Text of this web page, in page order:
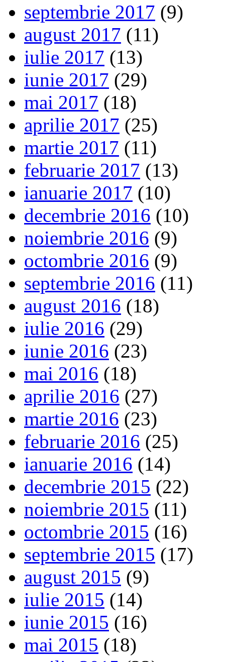
septembrie 2017 (9)
august 2017 (11)
iulie 2017 (13)
iunie 2017 (29)
mai 2017 (18)
aprilie 2017 (25)
martie 2017 (11)
februarie 2017 (13)
ianuarie 2017 (10)
decembrie 2016 (10)
noiembrie 2016 (9)
octombrie 2016 (9)
septembrie 2016 (11)
august 2016 (18)
iulie 2016 (29)
iunie 2016 (23)
mai 2016 (18)
aprilie 2016 (27)
martie 2016 (23)
februarie 2016 (25)
ianuarie 2016 (14)
decembrie 2015 (22)
noiembrie 2015 (11)
octombrie 2015 (16)
septembrie 2015 (17)
august 2015 (9)
iulie 2015 (14)
iunie 2015 (16)
mai 2015 (18)